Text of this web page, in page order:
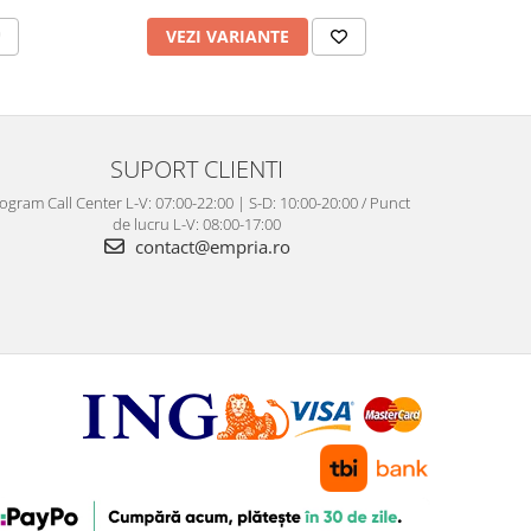
VEZI VARIANTE
SUPORT CLIENTI
Call Center L-V: 07:00-22:00 | S-D: 10:00-20:00 / Punct
de lucru L-V: 08:00-17:00
contact@empria.ro